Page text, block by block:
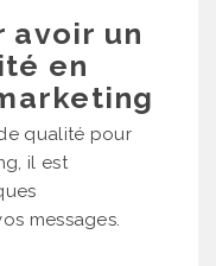
avoir un
en
qualité pour
il est
messages.